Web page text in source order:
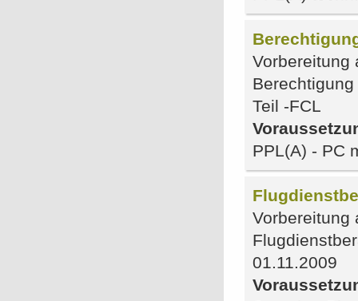
Vorbereitung
Teil -FCL
PPL(A) - PC
Vorbereitung
01.11.2009